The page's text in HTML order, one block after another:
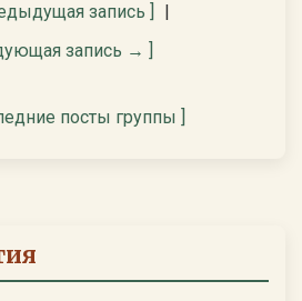
запись ]
|
запись → ]
посты группы ]